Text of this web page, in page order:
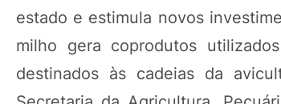
estado e estimula novos
milho gera coprodutos
destinados às cadeias da